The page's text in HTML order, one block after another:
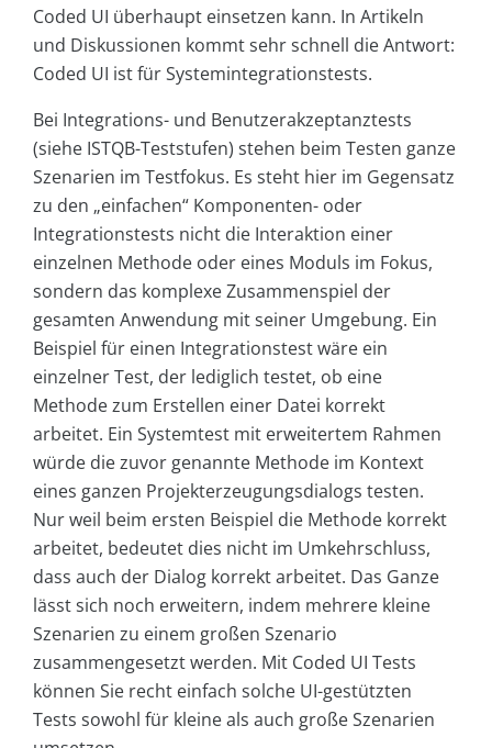
Coded UI überhaupt einsetzen kann. In Artikeln
und Diskussionen kommt sehr schnell die Antwort:
Coded UI ist für Systemintegrationstests.
Bei Integrations- und Benutzerakzeptanztests
(siehe ISTQB-Teststufen) stehen beim Testen ganze
Szenarien im Testfokus. Es steht hier im Gegensatz
zu den „einfachen“ Komponenten- oder
Integrationstests nicht die Interaktion einer
einzelnen Methode oder eines Moduls im Fokus,
sondern das komplexe Zusammenspiel der
gesamten Anwendung mit seiner Umgebung. Ein
Beispiel für einen Integrationstest wäre ein
einzelner Test, der lediglich testet, ob eine
Methode zum Erstellen einer Datei korrekt
arbeitet. Ein Systemtest mit erweitertem Rahmen
würde die zuvor genannte Methode im Kontext
eines ganzen Projekterzeugungsdialogs testen.
Nur weil beim ersten Beispiel die Methode korrekt
arbeitet, bedeutet dies nicht im Umkehrschluss,
dass auch der Dialog korrekt arbeitet. Das Ganze
lässt sich noch erweitern, indem mehrere kleine
Szenarien zu einem großen Szenario
zusammengesetzt werden. Mit Coded UI Tests
können Sie recht einfach solche UI-gestützten
Tests sowohl für kleine als auch große Szenarien